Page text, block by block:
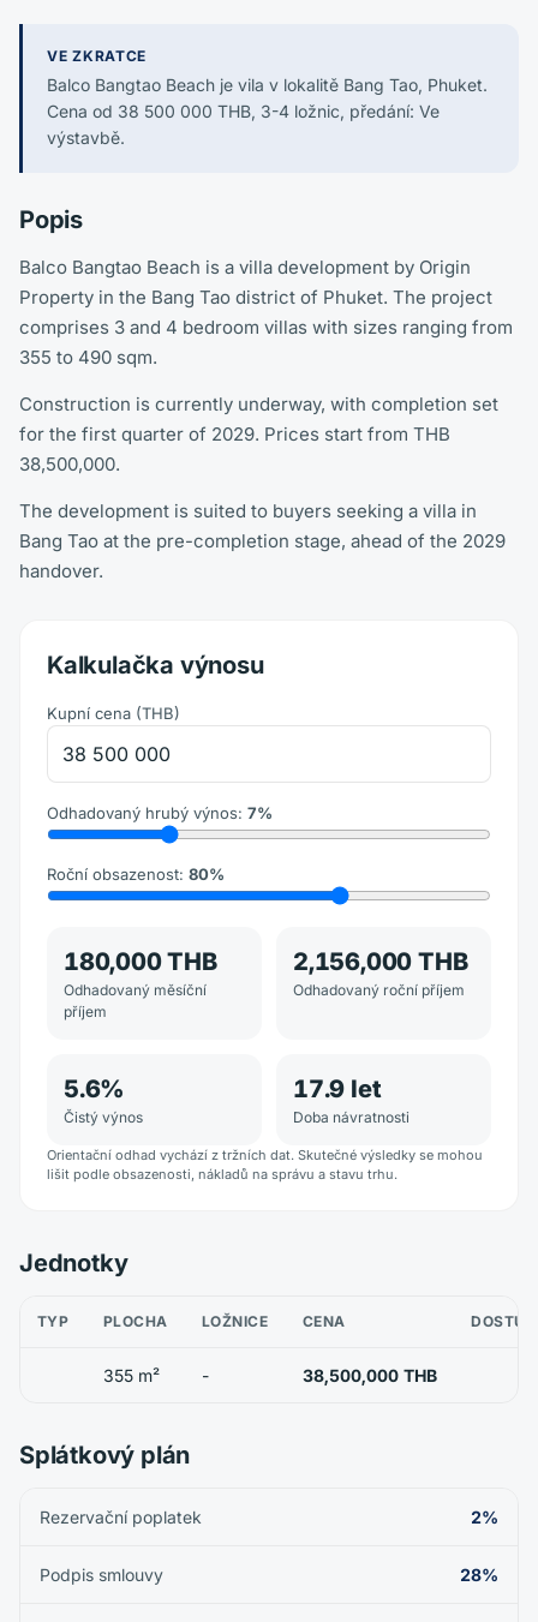
VE ZKRATCE
Balco Bangtao Beach je vila v lokalitě Bang Tao, Phuket.
Cena od 38 500 000 THB, 3-4 ložnic, předání: Ve
výstavbě.
Popis
Balco Bangtao Beach is a villa development by Origin
Property in the Bang Tao district of Phuket. The project
comprises 3 and 4 bedroom villas with sizes ranging from
355 to 490 sqm.
Construction is currently underway, with completion set
for the first quarter of 2029. Prices start from THB
38,500,000.
The development is suited to buyers seeking a villa in
Bang Tao at the pre-completion stage, ahead of the 2029
handover.
Kalkulačka výnosu
Kupní cena (THB)
Odhadovaný hrubý výnos: 7%
Roční obsazenost: 80%
180,000 THB
Odhadovaný měsíční
příjem
2,156,000 THB
Odhadovaný roční příjem
5.6%
Čistý výnos
17.9 let
Doba návratnosti
Orientační odhad vychází z tržních dat. Skutečné výsledky se mohou
lišit podle obsazenosti, nákladů na správu a stavu trhu.
Jednotky
TYP PLOCHA LOŽNICE CENA
355 m² - 38,500,000 THB
Splátkový plán
Rezervační poplatek 2%
Podpis smlouvy 28%